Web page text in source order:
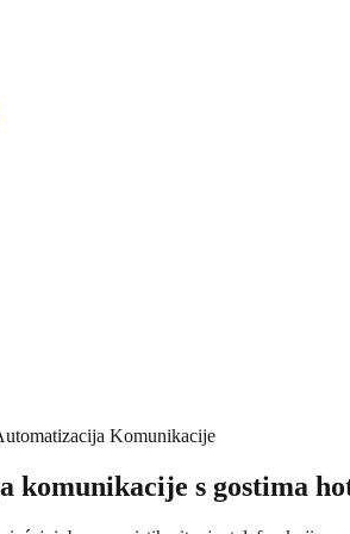
Komunikacije
komunikacije s gostima